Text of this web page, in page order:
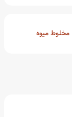
مخلوط میوه